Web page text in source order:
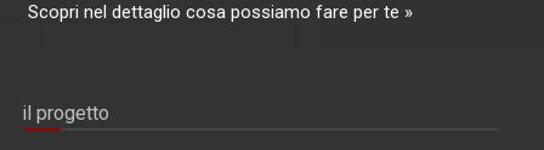
Scopri nel dettaglio cosa possiamo fare per te »
il progetto